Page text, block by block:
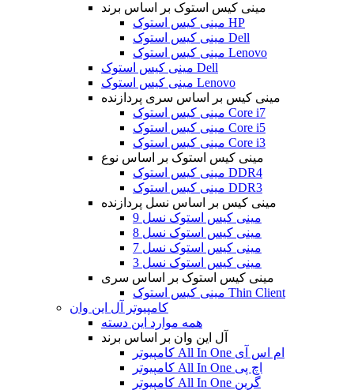
مینی کیس استوک بر اساس برند
مینی کیس استوک HP
مینی کیس استوک Dell
مینی کیس استوک Lenovo
مینی کیس استوک Dell
مینی کیس استوک Lenovo
مینی کیس بر اساس سری پردازنده
مینی کیس استوک Core i7
مینی کیس استوک Core i5
مینی کیس استوک Core i3
مینی کیس استوک بر اساس نوع
مینی کیس استوک DDR4
مینی کیس استوک DDR3
مینی کیس بر اساس نسل پردازنده
مینی کیس استوک نسل 9
مینی کیس استوک نسل 8
مینی کیس استوک نسل 7
مینی کیس استوک نسل 3
مینی کیس استوک بر اساس سری
مینی کیس استوک Thin Client
کامپیوتر آل این وان
همه موارد این دسته
آل این وان بر اساس برند
کامپیوتر All In One ام اس آی
کامپیوتر All In One اچ پی
کامپیوتر All In One گرین